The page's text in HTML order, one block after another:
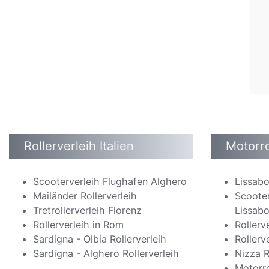
Rollerverleih Italien
Scooterverleih Flughafen Alghero
Mailänder Rollerverleih
Tretrollerverleih Florenz
Rollerverleih in Rom
Sardigna - Olbia Rollerverleih
Sardigna - Alghero Rollerverleih
Nizza